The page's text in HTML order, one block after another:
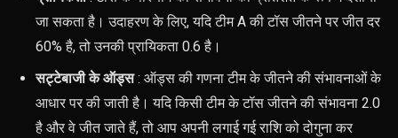
जा सकता है। उदाहरण के लिए, यदि टीम A की टॉस जीतने पर जीत दर
60% है, तो उनकी प्रायिकता 0.6 है।
सट्टेबाजी के ऑड्स: ऑड्स की गणना टीम के जीतने की संभावनाओं के
आधार पर की जाती है। यदि किसी टीम के टॉस जीतने की संभावना 2.0
है और वे जीत जाते हैं, तो आप अपनी लगाई गई राशि को दोगुना कर